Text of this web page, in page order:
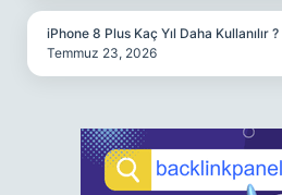
iPhone 8 Plus Kaç Yıl Daha Kullanılır ?
Temmuz 23, 2026